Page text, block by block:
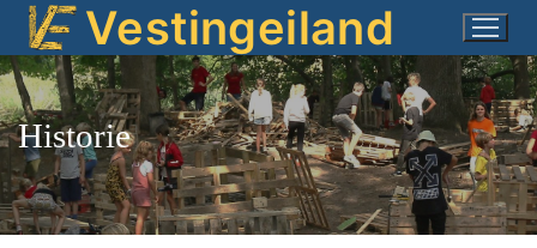
naar
de
inhoud
Vestingeiland
Historie